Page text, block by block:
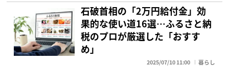
石破首相の「2万円給付金」効
果的な使い道16選…ふるさと納
税のプロが厳選した「おすす
め」
2025/07/10 11:00 暮らし